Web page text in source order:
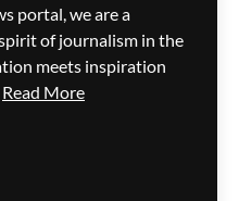
11 hours ago
portal, we are a
of journalism in the
meets inspiration
Read More